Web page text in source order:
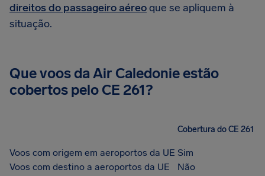
direitos do passageiro aéreoque se apliquem à
situação.
Que voos da Air Caledonie estão
cobertos pelo CE 261?
Cobertura do CE 261
Voos com origem em aeroportos da UE Sim
Voos com destino a aeroportos da UE
Não